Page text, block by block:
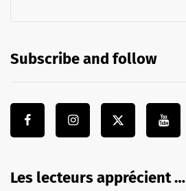
Subscribe and follow
Les lecteurs apprécient …